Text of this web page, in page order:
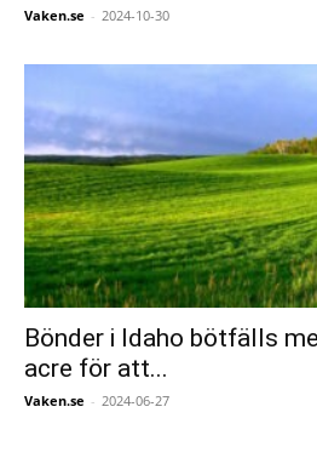
Vaken.se - 2024-10-30
Bönder i Idaho bötfälls
acre för att...
Vaken.se - 2024-06-27